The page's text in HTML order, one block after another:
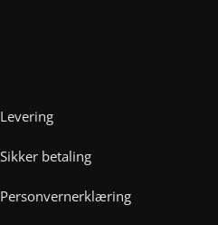
Levering
Sikker betaling
Personvernerklæring